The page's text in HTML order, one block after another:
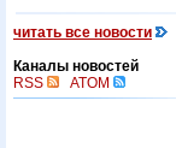
читать все новости
Каналы новостей
RSS
ATOM